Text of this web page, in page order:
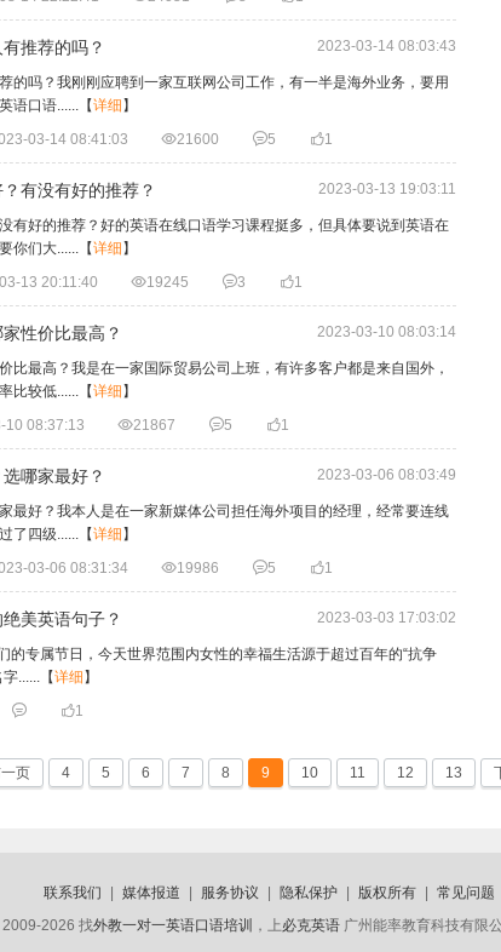
推荐的吗？ 2023-03-14 08:03:43
的吗？我刚刚应聘到一家互联网公司工作，有一半是海外业务，要用
语口语...... 【详细 】
03-14 08:41:03 21600 5 1
有没有好的推荐？ 2023-03-13 19:03:11
有好的推荐？好的英语在线口语学习课程挺多，但具体要说到英语在
你们大...... 【详细 】
13 20:11:40 19245 3 1
性价比最高？ 2023-03-10 08:03:14
比最高？我是在一家国际贸易公司上班，有许多客户都是来自国外，
比较低...... 【详细 】
10 08:37:13 21867 5 1
哪家最好？ 2023-03-06 08:03:49
最好？我本人是在一家新媒体公司担任海外项目的经理，经常要连线
了四级...... 【详细 】
03-06 08:31:34 19986 5 1
美英语句子？ 2023-03-03 17:03:02
的专属节日，今天世界范围内女性的幸福生活源于超过百年的“抗争
...... 【详细 】
 1
页 4 5 6 7 8 9 10 11 12 13
联系我们 媒体报道 服务协议 隐私保护 版权所有
常见问题
2026 找外教一对一英语口语培训 ，上必克英语 广州能率教育科技有限